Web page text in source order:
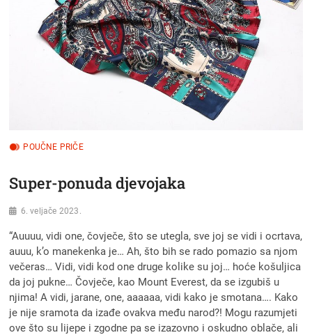
POUČNE PRIČE
Super-ponuda djevojaka
6. veljače 2023.
“Auuuu, vidi one, čovječe, što se utegla, sve joj se vidi i ocrtava,
auuu, k’o manekenka je… Ah, što bih se rado pomazio sa njom
večeras… Vidi, vidi kod one druge kolike su joj… hoće košuljica
da joj pukne… Čovječe, kao Mount Everest, da se izgubiš u
njima! A vidi, jarane, one, aaaaaa, vidi kako je smotana…. Kako
je nije sramota da izađe ovakva među narod?! Mogu razumjeti
ove što su lijepe i zgodne pa se izazovno i oskudno oblače, ali